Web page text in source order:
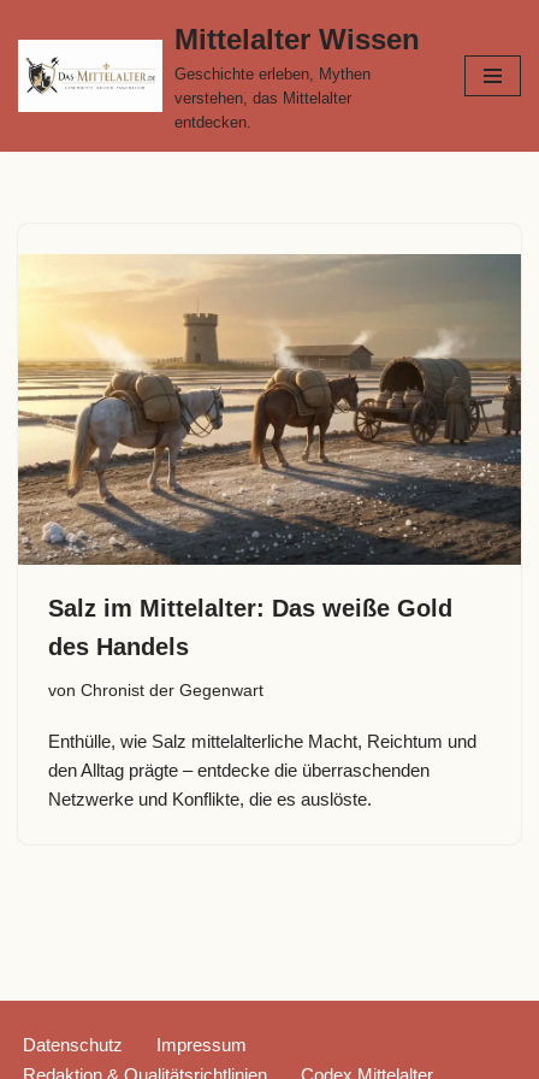
Zum
Inhalt
Mittelalter Wissen
Geschichte erleben, Mythen
verstehen, das Mittelalter
entdecken.
Salz im Mittelalter: Das weiße Gold
des Handels
von Chronist der Gegenwart
Enthülle, wie Salz mittelalterliche Macht, Reichtum und
den Alltag prägte – entdecke die überraschenden
Netzwerke und Konflikte, die es auslöste.
Datenschutz
Impressum